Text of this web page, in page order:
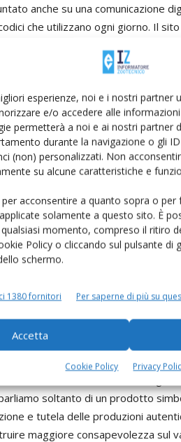
esperienze, noi e i nostri partner
e/o accedere alle
permetterà a noi e ai nostri partner
durante la navigazione o gli
(non) personalizzati. Non
su alcune caratteristiche e
acconsentire a quanto sopra o
solamente a questo sito. È
momento, compreso il ritiro
Policy o cliccando sul pulsante di
schermo.
1380 fornitori Per saperne di più su
Accetta
Cookie Policy Privacy
anche su una comunicazione
che utilizzano ogni giorno. Il sito
infatti sempre disponibili anche
del progetto hanno contribuito
più immediata, accessibile e
e innovazione
non solo come eccellenze
tutela e innovazione. Un
continuare a crescere solo se
– ha detto
nella conoscenza dei nostri
presenti in ogni territorio, simboli di
Mario Anfossi,presidente del
rendere le Indicazioni
soltanto di un prodotto
e tutela delle produzioni
maggiore consapevolezza sul